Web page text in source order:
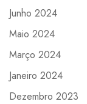
Junho 2024
Maio 2024
Março 2024
Janeiro 2024
Dezembro 2023